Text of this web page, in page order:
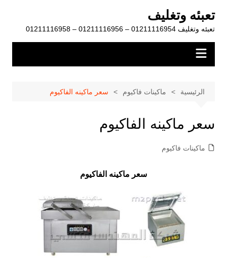
المحتوى
تعبئه وتغليف
تعبئه وتغليف 01211116954 – 01211116956 – 01211116958
الرئيسية ماكينات فاكيوم سعر ماكينه الفاكيوم
سعر ماكينه الفاكيوم
ماكينات فاكيوم
سعر ماكينه الفاكيوم